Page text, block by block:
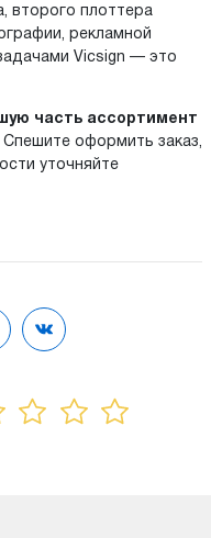
второго плоттера
рекламной
Vicsign — это
часть ассортимент
Спешите оформить заказ,
уточняйте